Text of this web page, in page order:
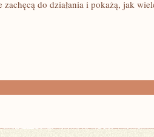
do działania i pokażą, jak